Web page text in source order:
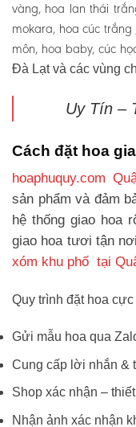
vàng, hoa lan thái
mokara, hoa cúc
môn, hoa baby, cúc
Đà Lạt và các vùng
Uy Tín –
Cách đặt hoa
hoaphuquy.com
sản phẩm và đảm
hệ thống giao hoa
giao hoa tươi tận
xóm khu phố tại
Quy trình đặt hoa
Gửi mẫu hoa qua
Cung cấp lời nhắn &
Shop xác nhận –
Nhận ảnh xác nhận